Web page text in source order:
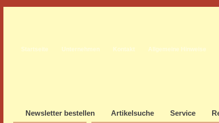
Startseite Unternehmen Kontakt Allgemeine Hinweise
Newsletter bestellen Artikelsuche Service